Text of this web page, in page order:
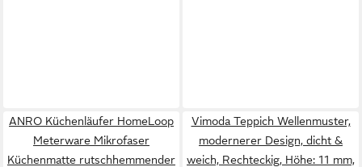
ANRO Küchenläufer HomeLoop
Meterware Mikrofaser
Küchenmatte rutschhemmender
Vimoda Teppich Wellenmuster,
modernerer Design, dicht &
weich, Rechteckig, Höhe: 11 mm,